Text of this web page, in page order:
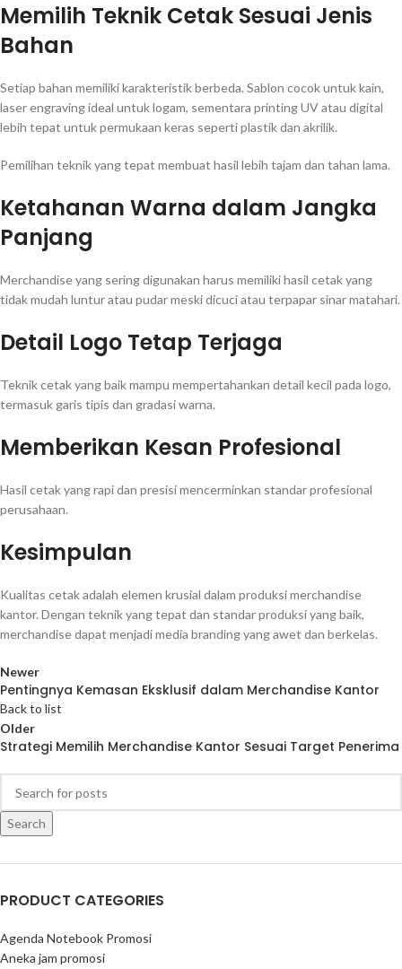
Memilih Teknik Cetak Sesuai Jenis
Bahan
Setiap bahan memiliki karakteristik berbeda. Sablon cocok untuk kain,
laser engraving ideal untuk logam, sementara printing UV atau digital
lebih tepat untuk permukaan keras seperti plastik dan akrilik.
Pemilihan teknik yang tepat membuat hasil lebih tajam dan tahan lama.
Ketahanan Warna dalam Jangka
Panjang
Merchandise yang sering digunakan harus memiliki hasil cetak yang
tidak mudah luntur atau pudar meski dicuci atau terpapar sinar matahari.
Detail Logo Tetap Terjaga
Teknik cetak yang baik mampu mempertahankan detail kecil pada logo,
termasuk garis tipis dan gradasi warna.
Memberikan Kesan Profesional
Hasil cetak yang rapi dan presisi mencerminkan standar profesional
perusahaan.
Kesimpulan
Kualitas cetak adalah elemen krusial dalam produksi merchandise
kantor. Dengan teknik yang tepat dan standar produksi yang baik,
merchandise dapat menjadi media branding yang awet dan berkelas.
Newer
Pentingnya Kemasan Eksklusif dalam Merchandise Kantor
Back to list
Older
Strategi Memilih Merchandise Kantor Sesuai Target Penerima
Search
PRODUCT CATEGORIES
Agenda Notebook Promosi
Aneka jam promosi